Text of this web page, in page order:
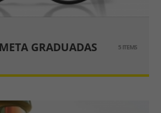
GRADUADAS 5 ITEMS